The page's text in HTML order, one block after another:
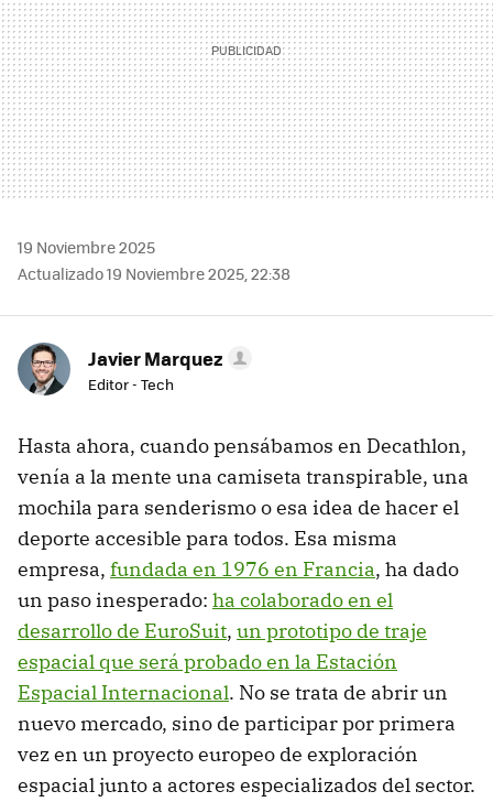
19 Noviembre 2025
Actualizado 19 Noviembre 2025, 22:38
Javier Marquez
Editor - Tech
Hasta ahora, cuando pensábamos en Decathlon,
venía a la mente una camiseta transpirable, una
mochila para senderismo o esa idea de hacer el
deporte accesible para todos. Esa misma
empresa, fundada en 1976 en Francia, ha dado
un paso inesperado: ha colaborado en el
desarrollo de EuroSuit, un prototipo de traje
espacial que será probado en la Estación
Espacial Internacional. No se trata de abrir un
nuevo mercado, sino de participar por primera
vez en un proyecto europeo de exploración
espacial junto a actores especializados del sector.